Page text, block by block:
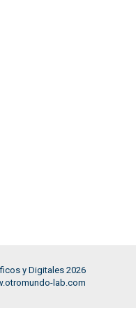
y Digitales 2026
lab.com